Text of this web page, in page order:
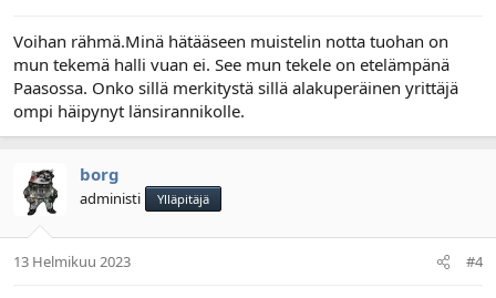
Voihan rähmä.Minä hätääseen muistelin notta tuohan on
mun tekemä halli vuan ei. See mun tekele on etelämpänä
Paasossa. Onko sillä merkitystä sillä alakuperäinen yrittäjä
ompi häipynyt länsirannikolle.
borg
administi Ylläpitäjä
13 Helmikuu 2023 #4